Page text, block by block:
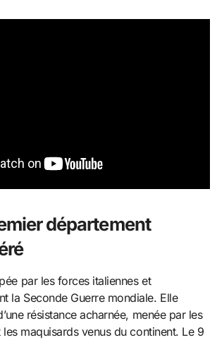
département
par les forces italiennes et
la Seconde Guerre mondiale. Elle
résistance acharnée, menée par les
maquisards venus du continent. Le 9